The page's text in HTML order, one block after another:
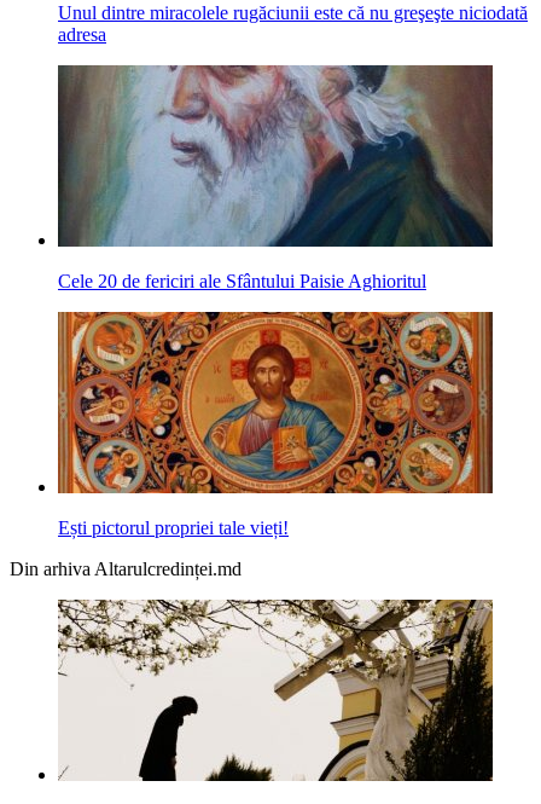
Unul dintre miracolele rugăciunii este că nu greşeşte niciodată
adresa
Cele 20 de fericiri ale Sfântului Paisie Aghioritul
Ești pictorul propriei tale vieți!
Din arhiva Altarulcredinței.md